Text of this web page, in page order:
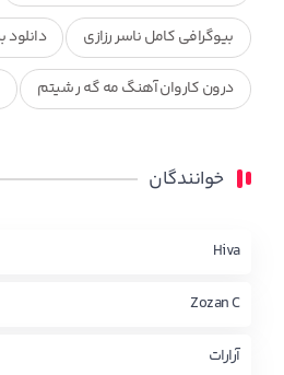
بیوگرافی کامل ناسر رزازی
درون کاروان آهنگ مه گه ر شیتم
محمد جزا
چاو من
خوانندگان
Hiva
Zozan C
آرارات